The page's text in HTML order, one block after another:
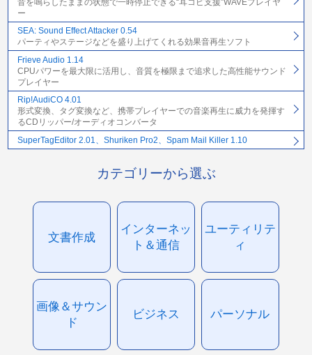
ー
SEA: Sound Effect Attacker 0.54
パーティやステージなどを盛り上げてくれる効果音再生ソフト
Frieve Audio 1.14
CPUパワーを最大限に活用し、音質を極限まで追求した高性能サウンド
プレイヤー
Rip!AudiCO 4.01
形式変換、タグ変換など、携帯プレイヤーでの音楽再生に威力を発揮す
るCDリッパー/オーディオコンバータ
SuperTagEditor 2.01、Shuriken Pro2、Spam Mail Killer 1.10
カテゴリーから選ぶ
文書作成
インターネッ
ト＆通信
ユーティリテ
ィ
画像＆サウン
ド
ビジネス パーソナル